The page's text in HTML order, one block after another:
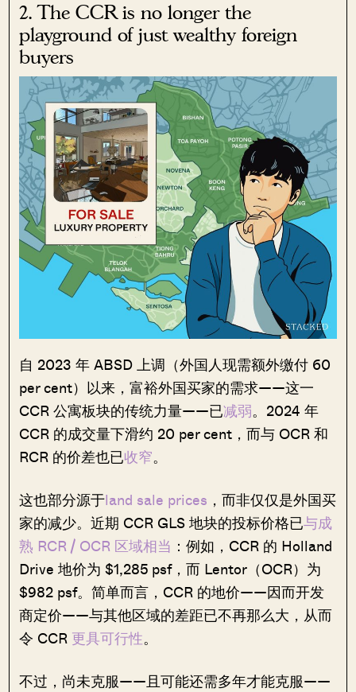
2. The CCR is no longer the
playground of just wealthy foreign
buyers
自 2023 年 ABSD 上调（外国人现需额外缴付 60
per cent）以来，富裕外国买家的需求——这一
CCR 公寓板块的传统力量——已减弱。2024 年
CCR 的成交量下滑约 20 per cent，而与 OCR 和
RCR 的价差也已收窄。
这也部分源于land sale prices ，而非仅仅是外国买
家的减少。近期 CCR GLS 地块的投标价格已与成
熟 RCR / OCR 区域相当 ：例如，CCR 的 Holland
Drive 地价为 $1,285 psf，而 Lentor（OCR）为
$982 psf。简单而言，CCR 的地价——因而开发
商定价——与其他区域的差距已不再那么大，从而
令 CCR 更具可行性。
不过，尚未克服——且可能还需多年才能克服——